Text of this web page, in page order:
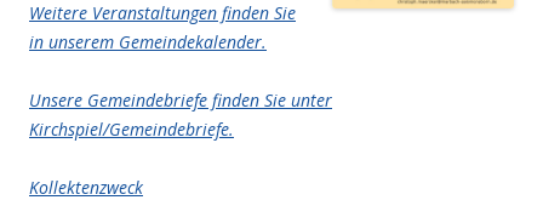
Weitere Veranstaltungen finden Sie
in unserem Gemeindekalender.
Unsere Gemeindebriefe finden Sie unter
Kirchspiel/Gemeindebriefe.
Kollektenzweck